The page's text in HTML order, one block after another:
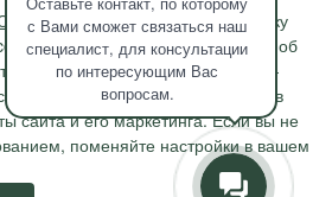
с Вами сможет связаться наш
специалист, для консультации
по интересующим Вас
вопросам.
Недвижимость"на обработку
сведений о моих действиях, об
даты и время сессии, IP-
метрических программ в
сайта и его маркетинга. Если вы не
поменяйте настройки в вашем